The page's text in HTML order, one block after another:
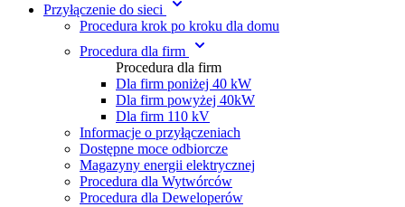
Przyłączenie do sieci
Procedura krok po kroku dla domu
Procedura dla firm
Procedura dla firm
Dla firm poniżej 40 kW
Dla firm powyżej 40kW
Dla firm 110 kV
Informacje o przyłączeniach
Dostępne moce odbiorcze
Magazyny energii elektrycznej
Procedura dla Wytwórc ów
Procedura dla Deweloperów